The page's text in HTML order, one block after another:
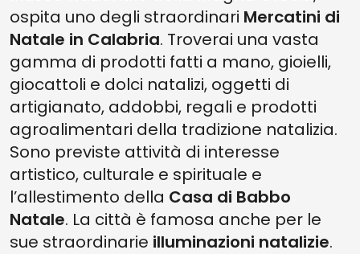
ospita uno degli straordinari Mercatini di
Natale in Calabria. Troverai una vasta
gamma di prodotti fatti a mano, gioielli,
giocattoli e dolci natalizi, oggetti di
artigianato, addobbi, regali e prodotti
agroalimentari della tradizione natalizia.
Sono previste attività di interesse
artistico, culturale e spirituale e
l’allestimento della Casa di Babbo
Natale. La città è famosa anche per le
sue straordinarie illuminazioni natalizie.